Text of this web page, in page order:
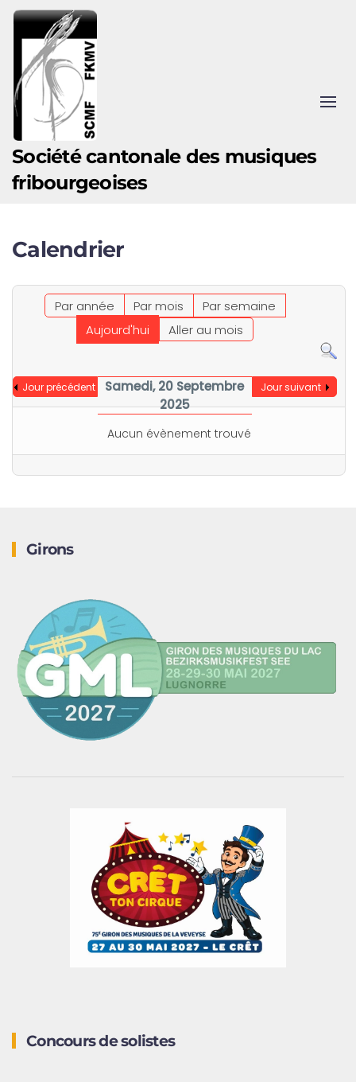
Accéder au contenu principal
Société cantonale des musiques
fribourgeoises
Calendrier
Par année Par mois
Par semaine
Aujourd'hui
Aller au mois
Jour précédent
Samedi, 20 Septembre
2025
Jour suivant
Aucun évènement trouvé
Girons
Concours de solistes